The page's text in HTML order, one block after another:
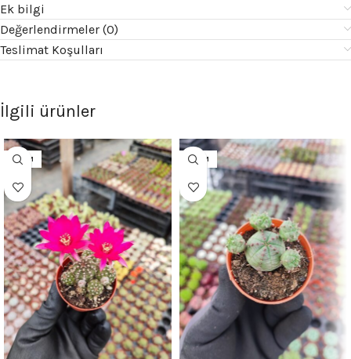
Ek bilgi
Değerlendirmeler (0)
Teslimat Koşulları
İlgili ürünler
5.5CM 5.5CM